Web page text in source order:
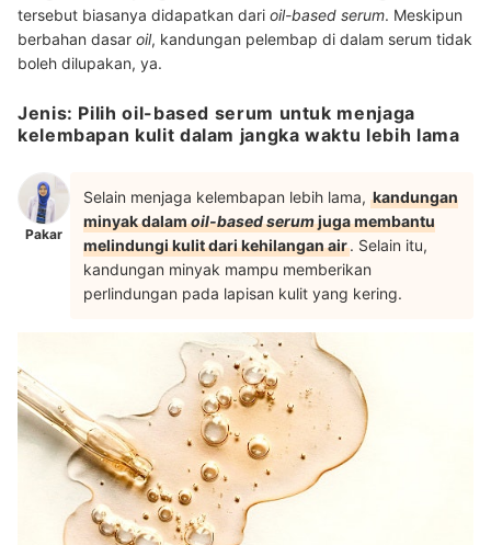
tersebut biasanya didapatkan dari oil-based serum. Meskipun
berbahan dasar oil, kandungan pelembap di dalam serum tidak
boleh dilupakan, ya.
Jenis: Pilih oil-based serum untuk menjaga
kelembapan kulit dalam jangka waktu lebih lama
Pakar
Selain menjaga kelembapan lebih lama, kandungan
minyak dalamoil-based serumjuga membantu
melindungi kulit dari kehilangan air. Selain itu,
kandungan minyak mampu memberikan
perlindungan pada lapisan kulit yang kering.